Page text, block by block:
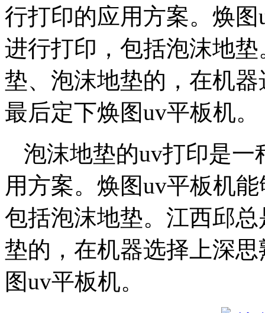
行打印的应用方案。焕
进行打印，包括泡沫地
垫、泡沫地垫的，在机
最后定下焕图uv平板机。
泡沫地垫的uv打印是一
用方案。焕图uv平板机
包括泡沫地垫。江西邱
垫的，在机器选择上深
图uv平板机。